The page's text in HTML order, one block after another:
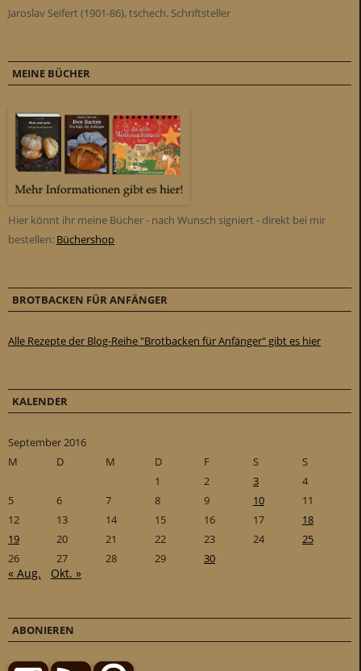
Jaroslav Seifert (1901-86), tschech. Schriftsteller
MEINE BÜCHER
Hier könnt ihr meine Bücher - nach Wunsch signiert - direkt bei mir
bestellen: Büchershop
BROTBACKEN FÜR ANFÄNGER
Alle Rezepte der Blog-Reihe "Brotbacken für Anfänger" gibt es hier
KALENDER
September 2016
M
D M D F S
S
1
2 3
4
5
6 7 8 9 10
11
12
13 14 15 16 17
18
19
20 21 22 23 24
25
26
27 28 29 30
« Aug. Okt. »
ABONIEREN